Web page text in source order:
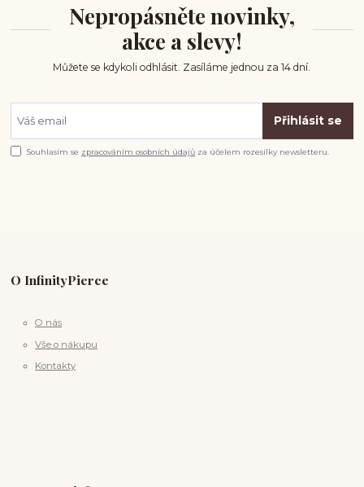
Nepropásněte novinky,
akce a slevy!
Můžete se kdykoli odhlásit. Zasíláme jednou za 14 dní.
Přihlásit se
Souhlasím se zpracováním osobních údajů za účelem rozesílky newsletteru.
O InfinityPierce
O nás
Vše o nákupu
Kontakty